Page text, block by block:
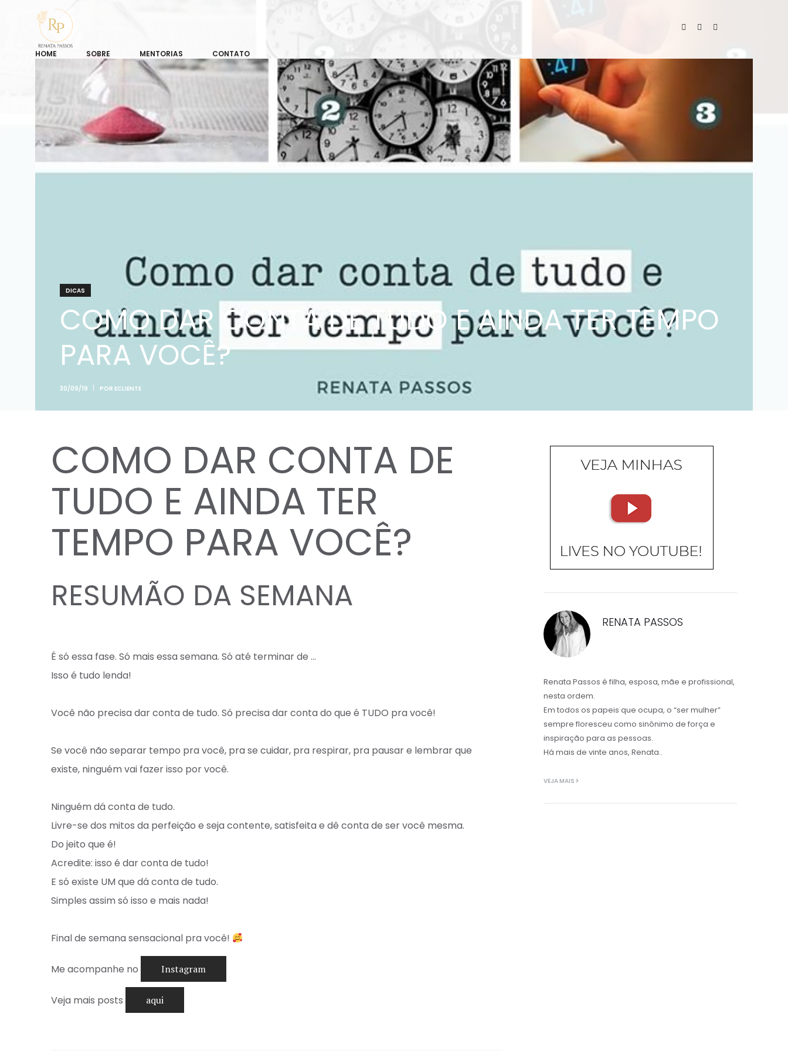
HOME SOBRE MENTORIAS CONTATO
DICAS
COMO DAR CONTA DE TUDO E AINDA TER TEMPO
PARA VOCÊ?
30/09/19 POR ECLIENTE
COMO DAR CONTA DE
TUDO E AINDA TER
TEMPO PARA VOCÊ?
RESUMÃO DA SEMANA
É só essa fase. Só mais essa semana. Só até terminar de … ⠀
Isso é tudo lenda!⠀
Você não precisa dar conta de tudo. Só precisa dar conta do que é TUDO pra você!⠀
Se você não separar tempo pra você, pra se cuidar, pra respirar, pra pausar e lembrar que
existe, ninguém vai fazer isso por você.⠀
Ninguém dá conta de tudo. ⠀
Livre-se dos mitos da perfeição e seja contente, satisfeita e dê conta de ser você mesma. ⠀
Do jeito que é! ⠀
Acredite: isso é dar conta de tudo! ⠀
E só existe UM que dá conta de tudo.⠀
Simples assim só isso e mais nada! ⠀
Final de semana sensacional pra você!
Me acompanhe no Instagram
Veja mais posts aqui
RENATA PASSOS
Renata Passos é filha, esposa, mãe e profissional,
nesta ordem.
Em todos os papeis que ocupa, o “ser mulher”
sempre floresceu como sinônimo de força e
inspiração para as pessoas.
Há mais de vinte anos, Renata..
VEJA MAIS